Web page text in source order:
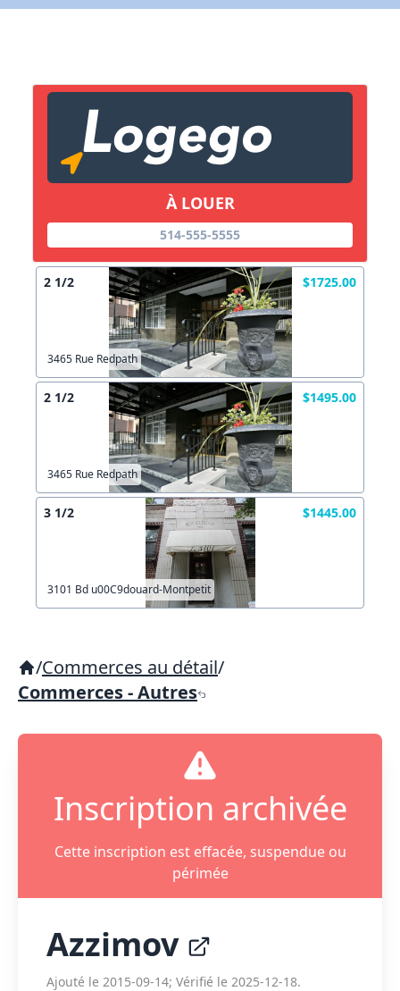
À LOUER
514-555-5555
2 1/2 $1725.00
3465 Rue Redpath
2 1/2 $1495.00
3465 Rue Redpath
3 1/2 $1445.00
3101 Bd u00C9douard-Montpetit
/Commerces au détail/
Commerces - Autres
Inscription archivée
Cette inscription est effacée, suspendue ou
périmée
Azzimov
Ajouté le 2015-09-14; Vérifié le 2025-12-18.
Lien vers inscription (sera inclus dans courriel)
Copier lien
X Fermer